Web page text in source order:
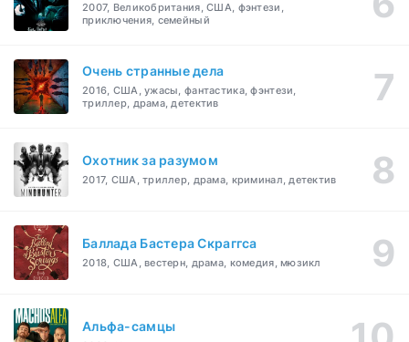
2007, Великобритания, США, фэнтези,
приключения, семейный
Очень странные дела
2016, США, ужасы, фантастика, фэнтези,
триллер, драма, детектив
Охотник за разумом
2017, США, триллер, драма, криминал, детектив
Баллада Бастера Скраггса
2018, США, вестерн, драма, комедия, мюзикл
Альфа-самцы